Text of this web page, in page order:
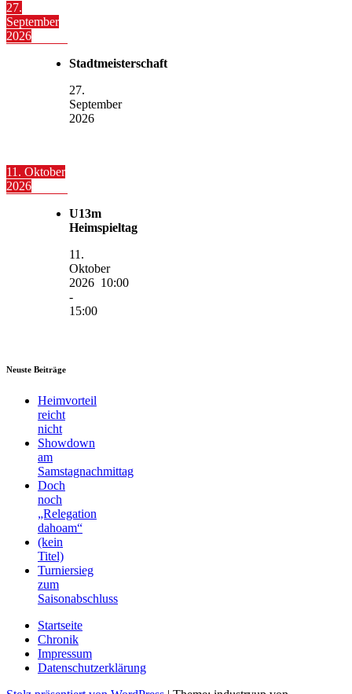
27.
September
2026
Stadtmeisterschaft
27.
September
2026
11. Oktober
2026
U13m
Heimspieltag
11.
Oktober
2026 10:00
-
15:00
Neuste Beiträge
Heimvorteil
reicht
nicht
Showdown
am
Samstagnachmittag
Doch
noch
„Relegation
dahoam“
(kein
Titel)
Turniersieg
zum
Saisonabschluss
Startseite
Chronik
Impressum
Datenschutzerklärung